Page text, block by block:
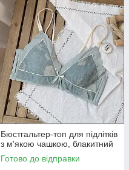
Бюстгальтер-топ для підлітків
з м'якою чашкою, блакитний
Готово до відправки